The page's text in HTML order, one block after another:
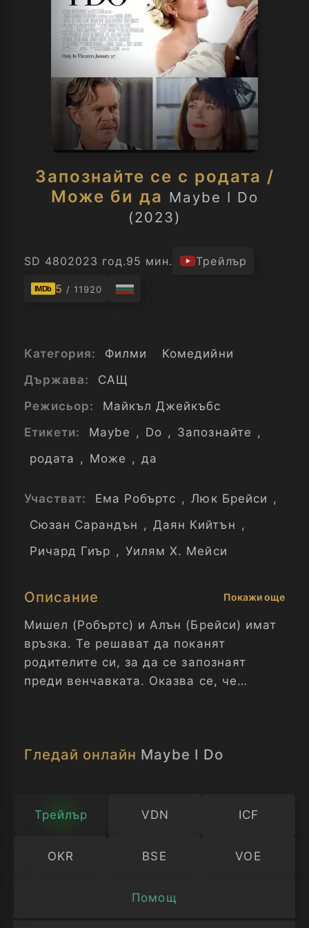
Запознайте се с родата /
Може би да Maybe I Do
(2023)
SD 4802023 год.95 мин. Трейлър
IMDb 5 / 11920
Категория: Филми
Комедийни
Държава:
САЩ
Режисьор:
Майкъл Джейкъбс
Етикети:
Maybe , Do , Запознайте ,
родата , Може , да
Участват: Ема Робъртс , Люк Брейси ,
Сюзан Сарандън , Даян Кийтън ,
Ричард Гиър , Уилям Х. Мейси
Описание Покажи още
Мишел (Робъртс) и Алън (Брейси) имат
връзка. Те решават да поканят
родителите си, за да се запознаят
преди венчавката. Оказва се, че
Гледай онлайн Maybe I Do
Трейлър VDN ICF
OKR BSE VOE
Помощ